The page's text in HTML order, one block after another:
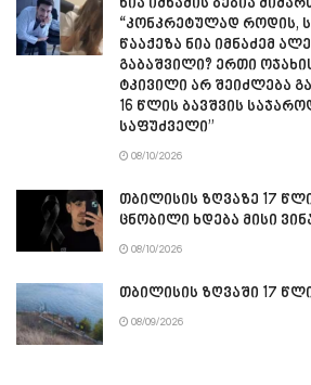
ნია იმნაძის ბებია
“კონკრეტულად როდის,
წააქეზა ნია იმნაძემ
გაბაშვილი? ერთი
ტკივილი არ შეიძლება
16 წლის ბავშვის
საფუძველი”
08/10/2026
თბილისის ზღვაზე 17
ცნობილი ხდება მისი
08/10/2026
თბილისის ზღვაში 17
08/09/2026